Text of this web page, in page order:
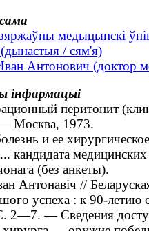
медыцынскі
/ сям'я)
Антонович (доктор
інфармацыі
перитонит
Москва, 1973.
и ее
... кандидата
(без анкеты).
Антонавіч //
успеха : к 90-
— Сведения